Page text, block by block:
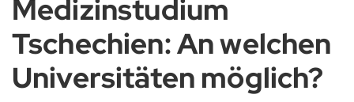
Medizinstudium
Tschechien: An welchen
Universitäten möglich?